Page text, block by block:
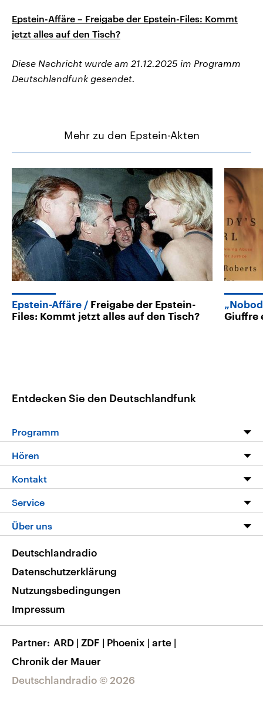
Epstein-Affäre – Freigabe der Epstein-Files: Kommt
jetzt alles auf den Tisch?
Diese Nachricht wurde am 21.12.2025 im Programm
Deutschlandfunk gesendet.
Mehr zu den Epstein-Akten
Epstein-Affäre
Freigabe der Epstein-
Files: Kommt jetzt alles auf den Tisch?
Giuffre
Entdecken Sie den Deutschlandfunk
Programm
Programm
Die Nachrichten
Nachrichtenleicht
Neue Beiträge auf dlf.de
Hören
Livestream
Podcasts
Deutschlandfunk App
Nachrichten App
Frequenzen
Kontakt
Hörerservice
Service
FAQ
Veranstaltungen
Musikliste
RSS
Über uns
Barrierefreiheit
Deutschlandradio © 2026
Deutschlandradio
Datenschutzerklärung
Nutzungsbedingungen
Impressum
Partner ARD | ZDF | Phoenix | arte |
Chronik der Mauer